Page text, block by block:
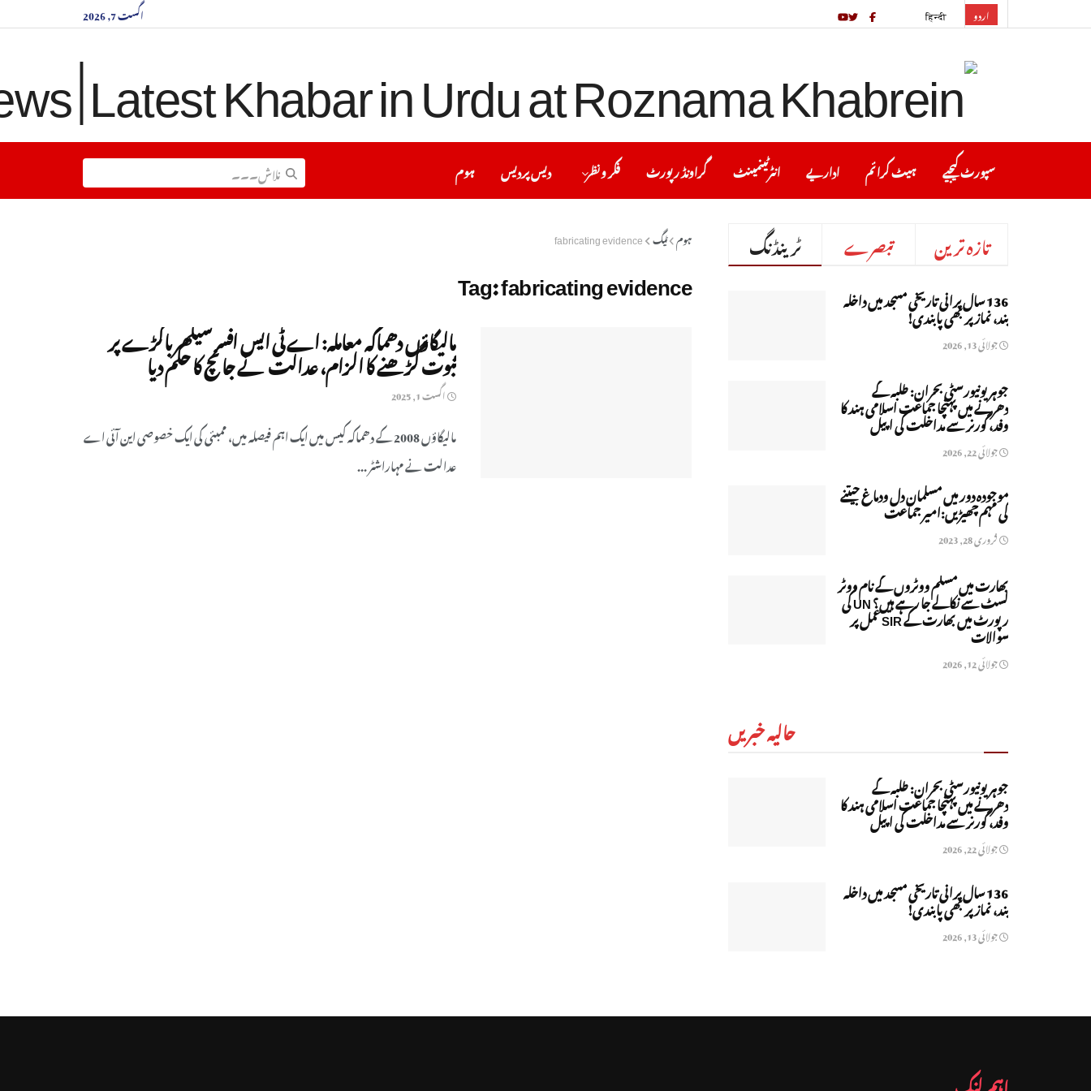
اردو हिन्दी اگست 7, 2026
ہوم دیس پردیس فکر ونظر گراونڈ رپورٹ انٹرٹینمینٹ اداریے ہیٹ کرا ئم سپورٹ کیجیے
ہوم ٹیگ fabricating evidence
Tag:fabricating evidence
مالیگاؤں دھماکہ معاملہ: اے ٹی ایس افسر شیکھر باگڑے پر
ثبوت گڑھنے کا الزام، عدالت نے جانچ کا حکم دیا
اگست 1, 2025
مالیگاؤں 2008 کے دھماکہ کیس میں ایک اہم فیصلہ میں، ممبئی کی ایک خصوصی این آئی اے
عدالت نے مہاراشٹر ...
ٹرینڈنگ تبصرے تازہ ترین
136 سال پرانی تاریخی مسجد میں داخلہ
بند، نماز پر بھی پابندی!
جولائی 13, 2026
جوہر یونیورسٹی بحران: طلبہ کے
دھرنے میں پہنچا جماعت اسلامی ہند کا
وفد، گورنر سے مداخلت کی اپیل
جولائی 22, 2026
موجودہ دور میں مسلمان دل ودماغ جیتنے
کی مہم چھیڑیں:امیر جماعت
فروری 28, 2023
بھارت میں مسلم ووٹروں کے نام ووٹر
لسٹ سے نکالے جا رہے ہیں؟ UN کی
رپورٹ میں بھارت کے SIR عمل پر
سوالات
جولائی 12, 2026
حالیہ خبریں
جوہر یونیورسٹی بحران: طلبہ کے
دھرنے میں پہنچا جماعت اسلامی ہند کا
وفد، گورنر سے مداخلت کی اپیل
جولائی 22, 2026
136 سال پرانی تاریخی مسجد میں داخلہ
بند، نماز پر بھی پابندی!
جولائی 13, 2026